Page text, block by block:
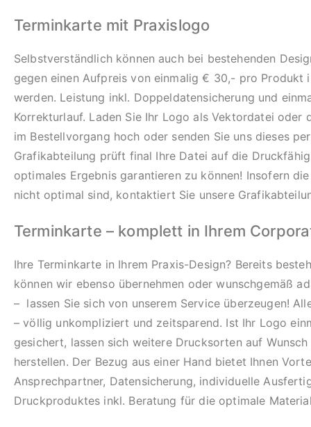
Terminkarte mit Praxislogo
Selbstverständlich können auch bei bestehenden
gegen einen Aufpreis von einmalig € 30,- pro Produkt
werden. Leistung inkl. Doppeldatensicherung und
Korrekturlauf. Laden Sie Ihr Logo als Vektordatei oder
im Bestellvorgang hoch oder senden Sie uns dieses
Grafikabteilung prüft final Ihre Datei auf die
optimales Ergebnis garantieren zu können! Insofern
nicht optimal sind, kontaktiert Sie unsere
Terminkarte – komplett in Ihrem
Ihre Terminkarte in Ihrem Praxis-Design? Bereits
können wir ebenso übernehmen oder wunschgemäß
– lassen Sie sich von unserem Service überzeugen!
– völlig unkompliziert und zeitsparend. Ist Ihr Logo
gesichert, lassen sich weitere Drucksorten auf
herstellen. Der Bezug aus einer Hand bietet Ihnen
Ansprechpartner, Datensicherung, individuelle
Druckproduktes inkl. Beratung für die optimale